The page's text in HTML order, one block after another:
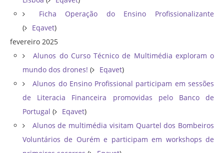
Ficha Operação do Ensino Profissionalizante
(
Eqavet)
fevereiro 2025
Alunos do Curso Técnico de Multimédia exploram o
mundo dos drones! ( Eqavet)
Alunos do Ensino Profissional participam em sessões
de Literacia Financeira promovidas pelo Banco de
Portugal ( Eqavet)
Alunos de multimédia visitam Quartel dos Bombeiros
Voluntários de Ourém e participam em workshops de